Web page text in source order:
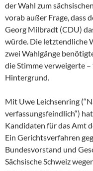
der Wahl zum
vorab außer Frage, dass
Georg Milbradt (CDU)
würde. Die letztendliche
zwei Wahlgänge
die Stimme verweigerte
Hintergrund.
Mit Uwe Leichsenring
verfassungsfeindlich“)
Kandidaten für das Amt
Ein Gerichtsverfahren
Bundesvorstand und
Sächsische Schweiz